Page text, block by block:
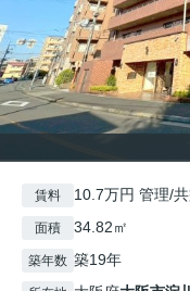
賃料 10.7万円 管理/
面積 34.82㎡
築年数 築19年